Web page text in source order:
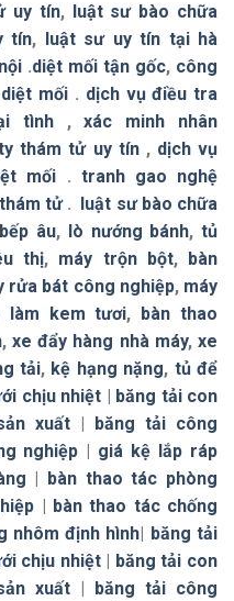
uy tín,
luật sư bào chữa
tín,
luật sư uy tín tại hà
.diệt mối tận gốc, công
mối . dịch vụ điều tra
tình,xác minh nhân
thám tử uy tín, dịch vụ
mối . tranh gao nghệ
thám tử.
luật sư bào chữa
âu, lò nướng bánh,tủ
thị, máy trộn bột,
bàn
rửa bát công nghiệp, máy
làm kem tươi,
bàn thao
,xe đẩy hàng nhà máy,xe
tải, kệ hạng nặng, tủ để
chịu nhiệt
băng tải con
xuất|
băng tải công
nghiệp
giá kệ lắp ráp
bàn thao tác phòng
bàn thao tác chống
nhôm định hình
băng tải
chịu nhiệt|
băng tải con
xuất|
băng tải công